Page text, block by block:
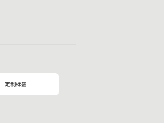
定制标签